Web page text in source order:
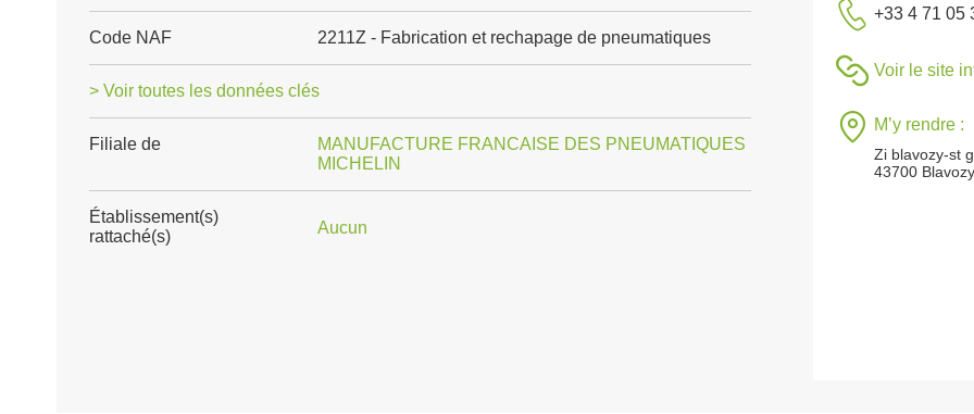
Code NAF 2211Z - Fabrication et rechapage de pneumatiques
> Voir toutes les données clés
Filiale de
MANUFACTURE FRANCAISE DES PNEUMATIQUES
MICHELIN
Établissement(s)
rattaché(s)
Aucun
+33 4 71 05
Voir le site
M’y rendre :
Zi blavozy-st
43700 Blavozy